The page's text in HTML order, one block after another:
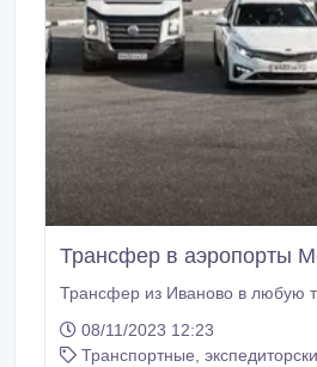
Трансфер в аэропорты
Трансфер из Иваново в любую
08/11/2023 12:23
Транспортные,